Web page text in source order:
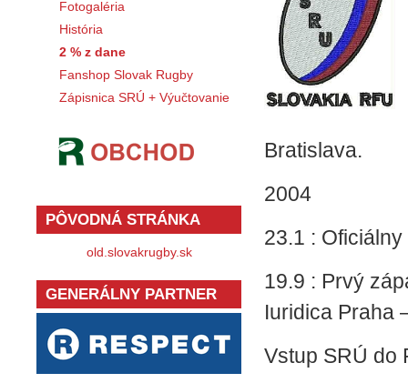
Fotogaléria
História
2 % z dane
Fanshop Slovak Rugby
Zápisnica SRÚ + Výučtovanie
PÔVODNÁ STRÁNKA
old.slovakrug­by.sk
GENERÁLNY PARTNER
Bratislava.
2004
23.1 :
19.9 : Prvý
Iuridica Praha
Vstup SRÚ do